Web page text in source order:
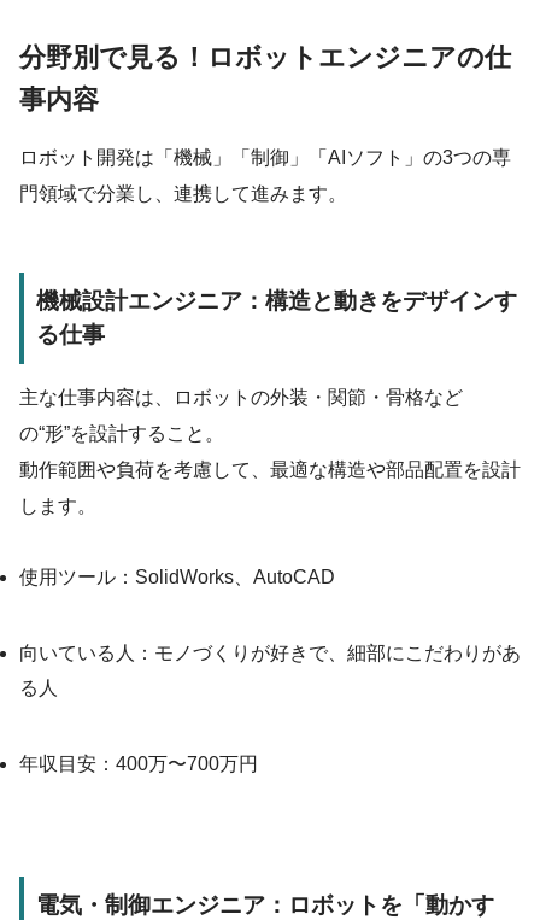
分野別で見る！ロボットエンジニアの仕
事内容
ロボット開発は「機械」「制御」「AIソフト」の3つの専
門領域で分業し、連携して進みます。
機械設計エンジニア：構造と動きをデザインす
る仕事
主な仕事内容は、ロボットの外装・関節・骨格など
の“形”を設計すること。
動作範囲や負荷を考慮して、最適な構造や部品配置を設計
します。
使用ツール：SolidWorks、AutoCAD
向いている人：モノづくりが好きで、細部にこだわりがあ
る人
年収目安：400万〜700万円
電気・制御エンジニア：ロボットを「動かす